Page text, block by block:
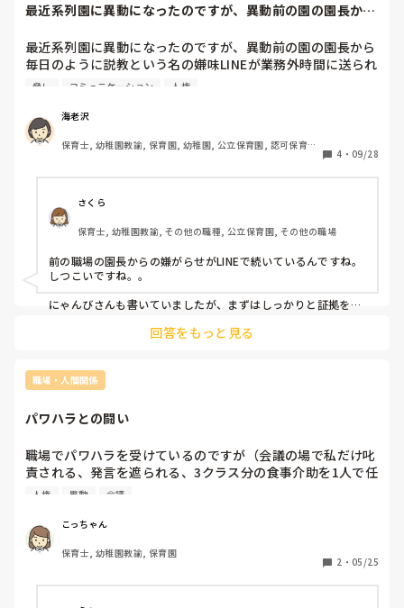
最近系列園に異動になったのですが、異動前の園の園長から
最近系列園に異動になったのですが、異動前の園の園長から
毎日のように説教という名の嫌味LINEが業務外時間に送られ
てきます。
生に迷惑だとか、人格否定をするものばかりです。私が以前
の園で全く仕事をしなかった等ならわかりますが、同僚たち
とはコミュニケーションを取りながらしっかりと仕事をして
まり好かれていないのは何となく感じており、私にのみ厳し
い様子ではありました。異動の際も同じく異動になった先生
方の顔だけをみて優しく立派なことを仰っていましたが、私
には厳しいことばかりでした。ようやくそれも終わると思っ
ていたら、今度はLINEで正直病んできております。新しい職
場の方はとてもいい方たちですが、辞めようか迷っておりま
す。
脅し コミュニケーション 人権
海老沢
保育士, 幼稚園教諭, 保育園, 幼稚園, 公立保育園, 認可保育園,
4 ・ 09/28
さくら
保育士, 幼稚園教諭, その他の職種, 公立保育園, その他の職場
前の職場の園長からの嫌がらせがLINEで続いているんですね。
しつこいですね。。
にゃんびさんも書いていましたが、まずはしっかりと証拠を残
しておけるといいと思います。
回答をもっと見る
職場・人間関係
パワハラとの闘い
職場でパワハラを受けているのですが（会議の場で私だけ叱
責される、発言を遮られる、3クラス分の食事介助を1人で任
される、今後の進退についての話を園長の独断で決められ他
者機関を使ったり直接本部に訴えかけるなど、パワハラと向
き合った方がいませんか？
どうだったのかについて知りたいです。
人権 異動 会議
こっちゃん
保育士, 幼稚園教諭, 保育園
2 ・ 05/25